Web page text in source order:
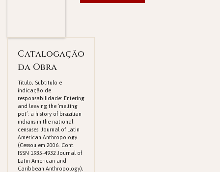
Catalogação
da Obra
Titulo, Subtitulo e
indicação de
responsabilidade: Entering
and leaving the ‘melting
pot’: a history of brazilian
indians in the national
censuses. Journal of Latin
American Anthropology
(Cessou em 2006. Cont.
ISSN 1935-4932 Journal of
Latin American and
Caribbean Anthropology),